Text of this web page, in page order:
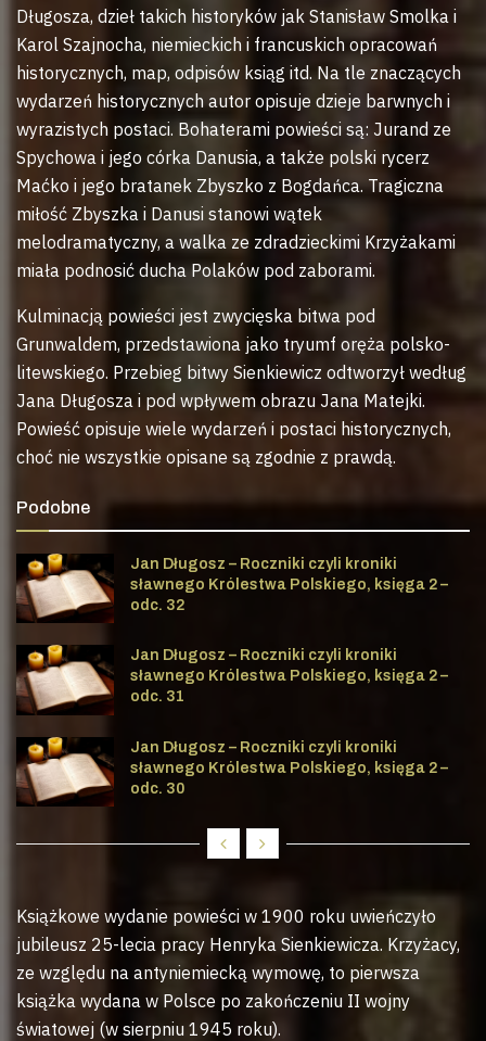
Długosza, dzieł takich historyków jak Stanisław Smolka i
Karol Szajnocha, niemieckich i francuskich opracowań
historycznych, map, odpisów ksiąg itd. Na tle znaczących
wydarzeń historycznych autor opisuje dzieje barwnych i
wyrazistych postaci. Bohaterami powieści są: Jurand ze
Spychowa i jego córka Danusia, a także polski rycerz
Maćko i jego bratanek Zbyszko z Bogdańca. Tragiczna
miłość Zbyszka i Danusi stanowi wątek
melodramatyczny, a walka ze zdradzieckimi Krzyżakami
miała podnosić ducha Polaków pod zaborami.
Kulminacją powieści jest zwycięska bitwa pod
Grunwaldem, przedstawiona jako tryumf oręża polsko-
litewskiego. Przebieg bitwy Sienkiewicz odtworzył według
Jana Długosza i pod wpływem obrazu Jana Matejki.
Powieść opisuje wiele wydarzeń i postaci historycznych,
choć nie wszystkie opisane są zgodnie z prawdą.
Podobne
Jan Długosz – Roczniki czyli kroniki
sławnego Królestwa Polskiego, księga 2 –
odc. 32
Jan Długosz – Roczniki czyli kroniki
sławnego Królestwa Polskiego, księga 2 –
odc. 31
Jan Długosz – Roczniki czyli kroniki
sławnego Królestwa Polskiego, księga 2 –
odc. 30
Książkowe wydanie powieści w 1900 roku uwieńczyło
jubileusz 25-lecia pracy Henryka Sienkiewicza. Krzyżacy,
ze względu na antyniemiecką wymowę, to pierwsza
książka wydana w Polsce po zakończeniu II wojny
światowej (w sierpniu 1945 roku).